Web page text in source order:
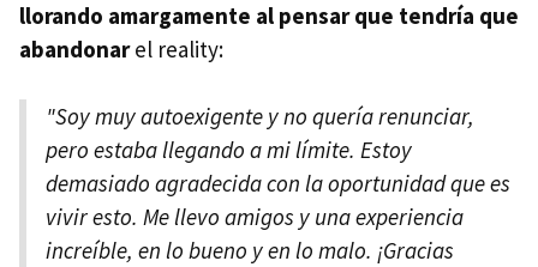
llorando amargamente al pensar que tendría que
abandonarel reality:
"Soy muy autoexigente y no quería renunciar,
pero estaba llegando a mi límite. Estoy
demasiado agradecida con la oportunidad que es
vivir esto. Me llevo amigos y una experiencia
increíble, en lo bueno y en lo malo. ¡Gracias